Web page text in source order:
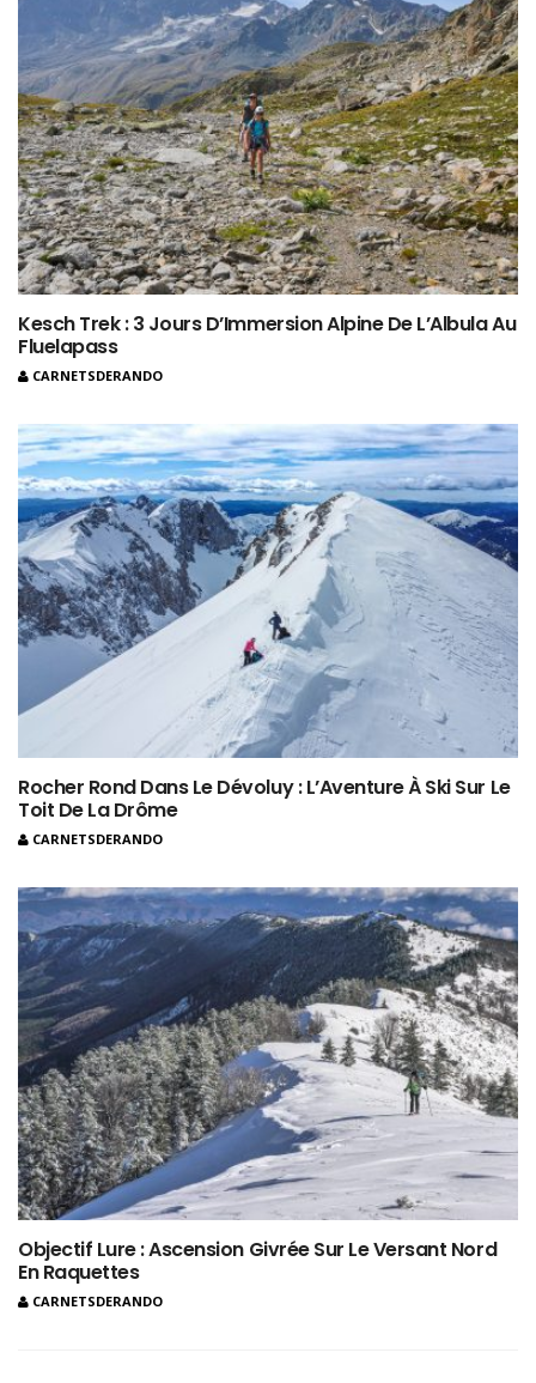
Kesch Trek : 3 Jours D’Immersion Alpine De L’Albula Au
Fluelapass
CARNETSDERANDO
Rocher Rond Dans Le Dévoluy : L’Aventure À Ski Sur Le
Toit De La Drôme
CARNETSDERANDO
Objectif Lure : Ascension Givrée Sur Le Versant Nord
En Raquettes
CARNETSDERANDO